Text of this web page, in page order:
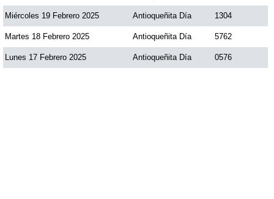
Pick 4 Noche
Pijao de Oro
Miércoles 19 Febrero 2025 Antioqueñita Día 1304
Martes 18 Febrero 2025 Antioqueñita Día 5762
Lunes 17 Febrero 2025 Antioqueñita Día 0576